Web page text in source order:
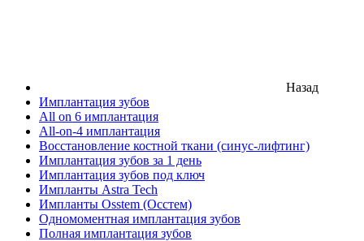
Назад
Имплантация зубов
All on 6 имплантация
All-on-4 имплантация
Восстановление костной ткани (синус-лифтинг)
Имплантация зубов за 1 день
Имплантация зубов под ключ
Импланты Astra Tech
Импланты Osstem (Осстем)
Одномоментная имплантация зубов
Полная имплантация зубов